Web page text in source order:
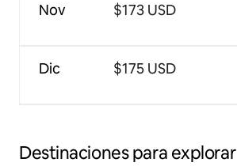
Nov
Dic
$173 USD
$175 USD
Destinaciones para explorar